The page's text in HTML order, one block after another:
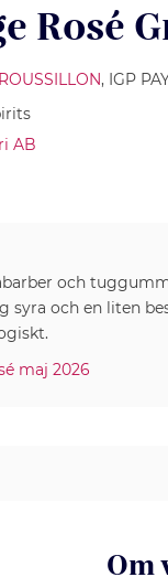
Rosé
, IGP
AB
och
syra och en liten
maj 2026
Om